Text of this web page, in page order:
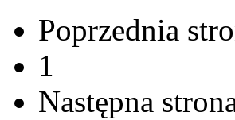
Poprzednia
1
Następna